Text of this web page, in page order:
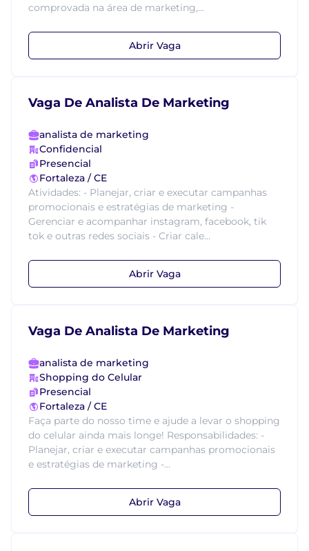
comprovada na área de marketing,...
Abrir Vaga
Vaga De Analista De Marketing
analista de marketing
Confidencial
Presencial
Fortaleza / CE
Atividades: - Planejar, criar e executar campanhas
promocionais e estratégias de marketing -
Gerenciar e acompanhar instagram, facebook, tik
tok e outras redes sociais - Criar cale...
Abrir Vaga
Vaga De Analista De Marketing
analista de marketing
Shopping do Celular
Presencial
Fortaleza / CE
Faça parte do nosso time e ajude a levar o shopping
do celular ainda mais longe! Responsabilidades: -
Planejar, criar e executar campanhas promocionais
e estratégias de marketing -...
Abrir Vaga